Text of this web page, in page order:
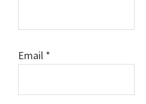
Email *